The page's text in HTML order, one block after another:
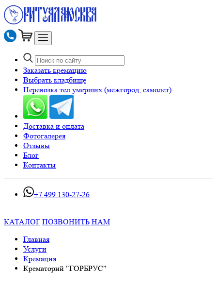
Заказать кремацию
Выбрать кладбище
Перевозка тел умерших (межгород, самолет)
Доставка и оплата
Фотогалерея
Отзывы
Блог
Контакты
+7 499 130-27-26
КАТАЛОГ ПОЗВОНИТЬ НАМ
Главная
Услуги
Кремация
Крематорий "ГОРБРУС"